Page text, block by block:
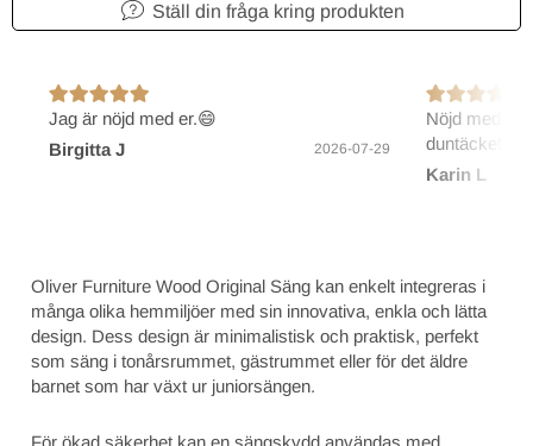
Jag är nöjd med er.😄
Birgitta J
2026-07-29
Nöjd med
duntäcket.
Karin L
Oliver Furniture Wood Original Säng kan enkelt integreras i
många olika hemmiljöer med sin innovativa, enkla och lätta
design. Dess design är minimalistisk och praktisk, perfekt
som säng i tonårsrummet, gästrummet eller för det äldre
barnet som har växt ur juniorsängen.
För ökad säkerhet kan en sängskydd användas med
Ställ din fråga kring produkten